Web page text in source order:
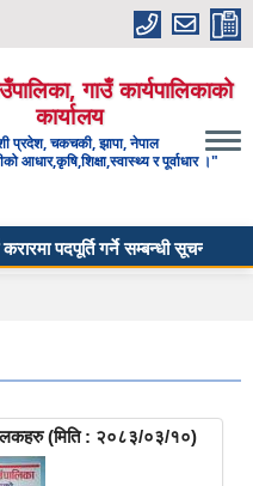
गाउँ कार्यपालिकाको
कार्यालय
प्रदेश, चकचकी, झापा, नेपाल
आधार,कृषि,शिक्षा,स्वास्थ्य र पूर्वाधार ।"
पदपूर्ति गर्ने सम्बन्धी सूचना ।
(मिति : २०८३/०३/१०)